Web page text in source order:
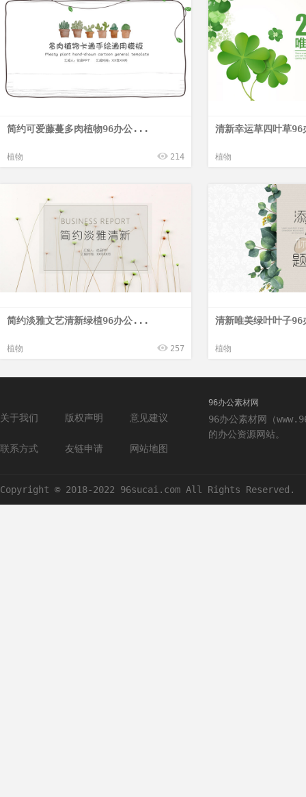
简约可爱藤蔓多肉植物96办公...
植物 214
清新幸运草四叶草
植物
简约淡雅文艺清新绿植96办公...
植物 257
清新唯美绿叶叶子
植物
关于我们 版权声明 意见建议
联系方式 友链申请 网站地图
96办公素材网
96办公素材网（
的办公资源网站。
Copyright © 2018-2022 96sucai.com All Rights Reserved.